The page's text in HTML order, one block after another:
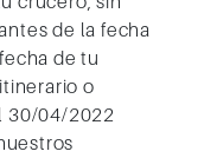
de la fecha
de tu
o
30/04/2022